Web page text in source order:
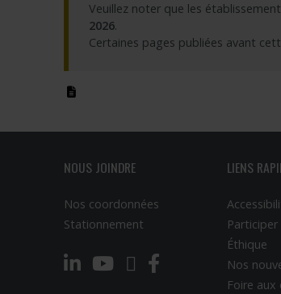
Outils de communication
Foire aux questionsDocumentation
Veuillez noter que les
2026.
Certaines pages publiées avant
(pdf)
NOUS JOINDRE
Nos coordonnées
Stationnement
LinkedIn
YouTube
TwitterFacebook
LIENS
Participer
Éthique
Nos
Foire aux